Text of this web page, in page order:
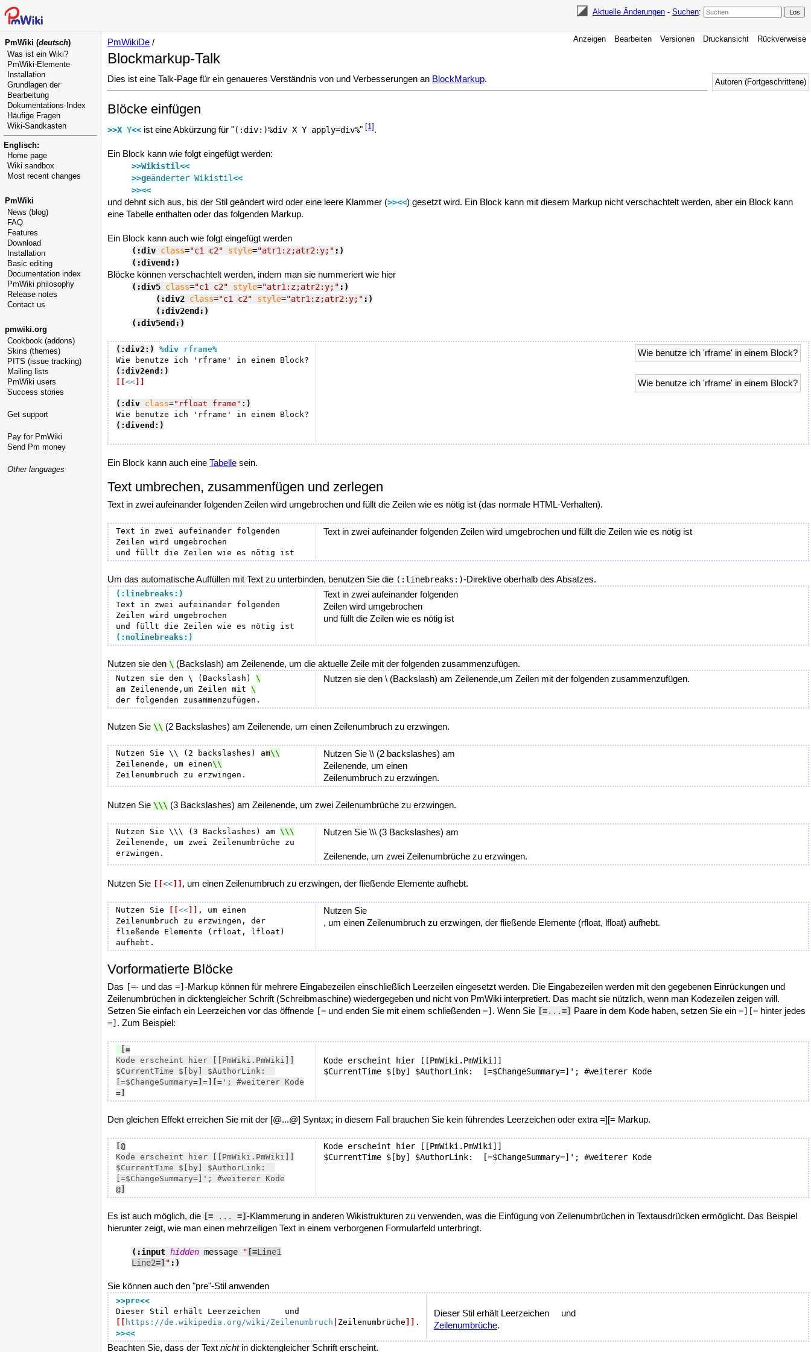
Aktuelle Änderungen- Suchen:
PmWiki (deutsch)
Was ist ein Wiki?
PmWiki-Elemente
Installation
Grundlagen der
Bearbeitung
Dokumentations-Index
Häufige Fragen
Wiki-Sandkasten
Englisch:
Home page
Wiki sandbox
Most recent changes
PmWiki
News (blog)
FAQ
Features
Download
Installation
Basic editing
Documentation index
PmWiki philosophy
Release notes
Contact us
pmwiki.org
Cookbook (addons)
Skins (themes)
PITS (issue tracking)
Mailing lists
PmWiki users
Success stories
Get support
Pay for PmWiki
Send Pm money
Other languages
Anzeigen Bearbeiten Versionen Druckansicht Rückverweise
PmWikiDe /
Blockmarkup-Talk
Autoren (Fortgeschrittene)
Dies ist eine Talk-Page für ein genaueres Verständnis von und Verbesserungen an BlockMarkup.
Blöcke einfügen
>>X Y<< ist eine Abkürzung für "(:div:)%div X Y apply=div%" [1] .
Ein Block kann wie folgt eingefügt werden:
>>Wikistil<<
>>geänderter Wikistil<<
>><<
und dehnt sich aus, bis der Stil geändert wird oder eine leere Klammer (>><<) gesetzt wird. Ein Block kann mit diesem Markup nicht verschachtelt werden, aber ein Block kann
eine Tabelle enthalten oder das folgenden Markup.
Ein Block kann auch wie folgt eingefügt werden
(:div class="c1 c2" style="atr1:z;atr2:y;" :)
(:divend:)
Blöcke können verschachtelt werden, indem man sie nummeriert wie hier
(:div5 class="c1 c2" style="atr1:z;atr2:y;" :)
(:div2 class="c1 c2" style="atr1:z;atr2:y;" :)
(:div2end:)
(:div5end:)
(:div2:) %div rframe%
(:div2end:)
[[<<]]
(:div class="rfloat frame" :)
(:divend:)
Wie benutze ich 'rframe' in einem Block?
Wie benutze ich 'rframe' in einem Block?
Ein Block kann auch eine Tabelle sein.
Text umbrechen, zusammenfügen und zerlegen
Text in zwei aufeinander folgenden Zeilen wird umgebrochen und füllt die Zeilen wie es nötig ist (das normale HTML-Verhalten).
Text in zwei aufeinander folgenden
Zeilen wird umgebrochen
Text in zwei aufeinander folgenden Zeilen wird umgebrochen und füllt die Zeilen wie es nötig ist
Um das automatische Auffüllen mit Text zu unterbinden, benutzen Sie die (:linebreaks:)-Direktive oberhalb des Absatzes.
(:linebreaks:)
Text in zwei aufeinander folgenden
Zeilen wird umgebrochen
(:nolinebreaks:)
Text in zwei aufeinander folgenden
Zeilen wird umgebrochen
und füllt die Zeilen wie es nötig ist
Nutzen sie den \ (Backslash) am Zeilenende, um die aktuelle Zeile mit der folgenden zusammenzufügen.
Nutzen sie den \ (Backslash)
am Zeilenende,um Zeilen mit
Nutzen sie den \ (Backslash) am Zeilenende,um Zeilen mit der folgenden zusammenzufügen.
Nutzen Sie \\ (2 Backslashes) am Zeilenende, um einen Zeilenumbruch zu erzwingen.
Nutzen Sie \\ (2 backslashes) am
Zeilenende, um einen
Nutzen Sie \\ (2 backslashes) am
Zeilenende, um einen
Zeilenumbruch zu erzwingen.
Nutzen Sie \\\ (3 Backslashes) am Zeilenende, um zwei Zeilenumbrüche zu erzwingen.
Nutzen Sie \\\ (3 Backslashes) am
Zeilenende, um zwei Zeilenumbrüche zu
Nutzen Sie \\\ (3 Backslashes) am
Zeilenende, um zwei Zeilenumbrüche zu erzwingen.
Nutzen Sie [[<<]], um einen Zeilenumbruch zu erzwingen, der fließende Elemente aufhebt.
Nutzen Sie [[<<]] , um einen
Zeilenumbruch zu erzwingen, der
fließende Elemente (rfloat, lfloat)
Nutzen Sie
, um einen Zeilenumbruch zu erzwingen, der fließende Elemente (rfloat, lfloat) aufhebt.
Vorformatierte Blöcke
Das [=- und das =]-Markup können für mehrere Eingabezeilen einschließlich Leerzeilen eingesetzt werden. Die Eingabezeilen werden mit den gegebenen Einrückungen und
Zeilenumbrüchen in dicktengleicher Schrift (Schreibmaschine) wiedergegeben und nicht von PmWiki interpretiert. Das macht sie nützlich, wenn man Kodezeilen zeigen will.
Setzen Sie einfach ein Leerzeichen vor das öffnende [= und enden Sie mit einem schließenden =]. Wenn Sie [=...=] Paare in dem Kode haben, setzen Sie ein =][= hinter jedes
=]. Zum Beispiel:
[=
Kode erscheint hier [[PmWiki.PmWiki]]
$CurrentTime $[by] $AuthorLink:
[=$ChangeSummary=] =] [=
=]
Kode erscheint hier [[PmWiki.PmWiki]]
$CurrentTime $[by] $AuthorLink:  [=$ChangeSummary=]'; #weiterer Kode
Den gleichen Effekt erreichen Sie mit der [@...@] Syntax; in diesem Fall brauchen Sie kein führendes Leerzeichen oder extra =][= Markup.
[@
Kode erscheint hier [[PmWiki.PmWiki]]
$CurrentTime $[by] $AuthorLink:
@]
Kode erscheint hier [[PmWiki.PmWiki]]
Es ist auch möglich, die [= ... =]-Klammerung in anderen Wikistrukturen zu verwenden, was die Einfügung von Zeilenumbrüchen in Textausdrücken ermöglicht. Das Beispiel
hierunter zeigt, wie man einen mehrzeiligen Text in einem verborgenen Formularfeld unterbringt.
(:input hidden message " [=Line1
Line2=] " :)
Sie können auch den "pre"-Stil anwenden
>>pre<<
[[ https://de.wikipedia.org/wiki/Zeilenumbruch Zeilenumbrüche ]]
>><<
Zeilenumbrüche
Beachten Sie, dass der Text nichtin dicktengleicher Schrift erscheint.